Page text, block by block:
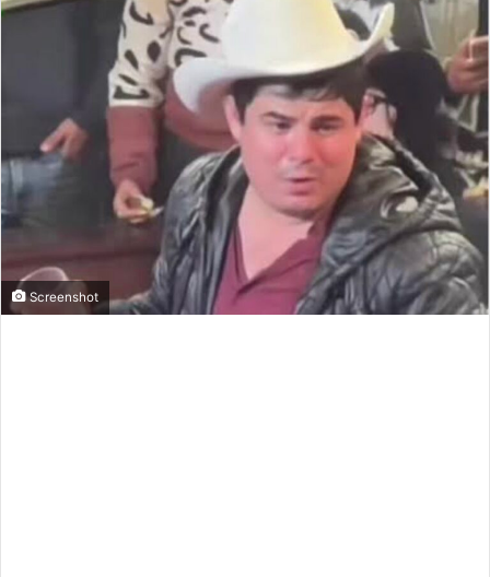
Screenshot